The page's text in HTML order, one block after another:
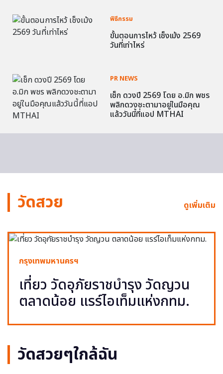
พิธีกรรม
ขั้นตอนการไหว้ เช็งเม้ง 2569
วันที่เท่าไหร่
PR NEWS
เช็ก ดวงปี 2569 โดย อ.มิก พชร
พลิกดวงชะตามาอยู่ในมือคุณ
แล้ววันนี้ที่แอป MTHAI
วัดสวย ดูเพิ่มเติม
กรุงเทพมหานครฯ
เที่ยว วัดอุภัยราชบำรุง วัดญวน
ตลาดน้อย แรร์ไอเท็มแห่งกทม.
วัดสวยๆใกล้ฉัน